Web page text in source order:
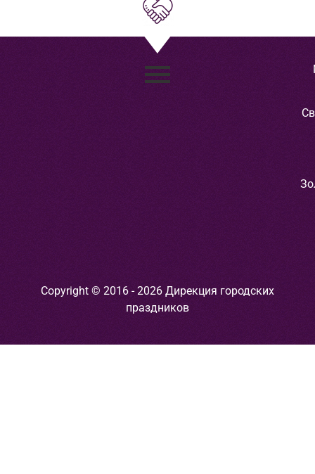
Copyright © 2016 - 2026 Дирекция городских
праздников